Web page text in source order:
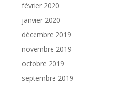
février 2020
janvier 2020
décembre 2019
novembre 2019
octobre 2019
septembre 2019